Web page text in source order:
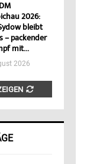
2026:
bleibt
– packender
mit...
2026